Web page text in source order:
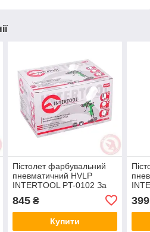
Пістолет фарбувальний
пневматичний HVLP
INTERTOOL PT-0102 За
845₴
Купити
399